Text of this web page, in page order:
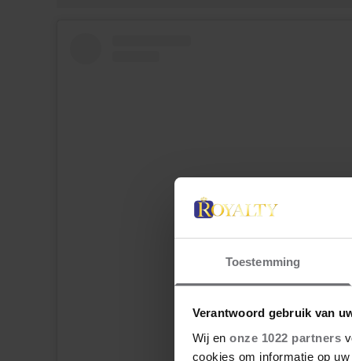
Toestemming
Verantwoord gebruik van
Wij en onze 1022 partners
cookies om informatie op